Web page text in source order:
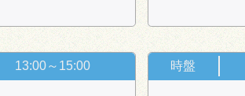
13:00～15:00 時盤